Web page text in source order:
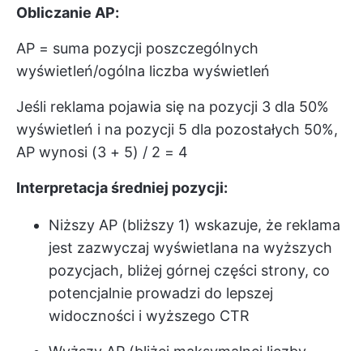
Obliczanie AP:
AP = suma pozycji poszczególnych
wyświetleń/ogólna liczba wyświetleń
Jeśli reklama pojawia się na pozycji 3 dla 50%
wyświetleń i na pozycji 5 dla pozostałych 50%,
AP wynosi (3 + 5) / 2 = 4
Interpretacja średniej pozycji:
Niższy AP (bliższy 1) wskazuje, że reklama
jest zazwyczaj wyświetlana na wyższych
pozycjach, bliżej górnej części strony, co
potencjalnie prowadzi do lepszej
widoczności i wyższego CTR